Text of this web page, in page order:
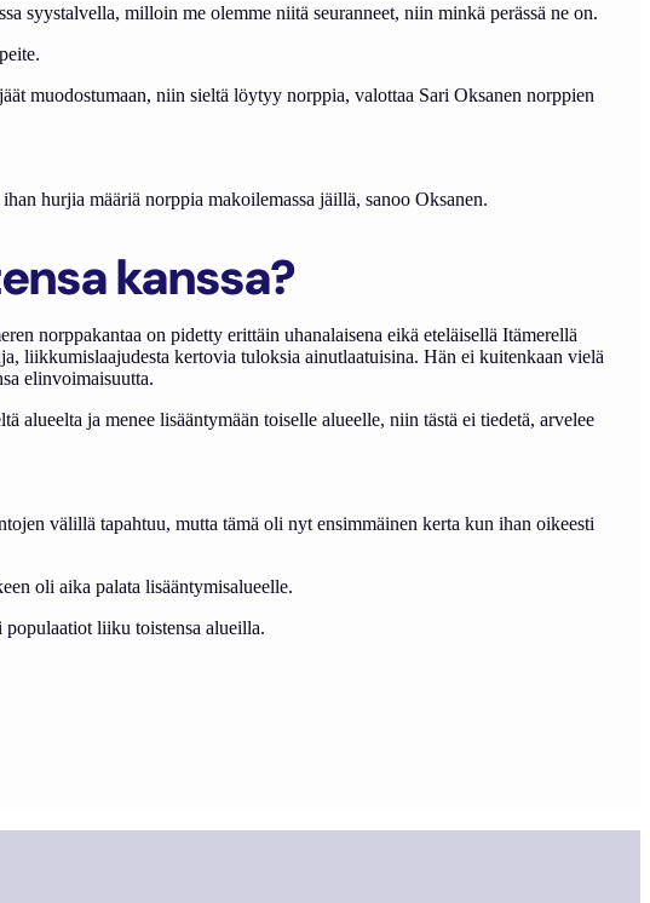
syystalvella, milloin me olemme niitä seuranneet, niin minkä perässä ne on.
muodostumaan, niin sieltä löytyy norppia, valottaa Sari Oksanen norppien
hurjia määriä norppia makoilemassa jäillä, sanoo Oksanen.
kanssa?
norppakantaa on pidetty erittäin uhanalaisena eikä eteläisellä Itämerellä
liikkumislaajudesta kertovia tuloksia ainutlaatuisina. Hän ei kuitenkaan vielä
elinvoimaisuutta.
alueelta ja menee lisääntymään toiselle alueelle, niin tästä ei tiedetä, arvelee
välillä tapahtuu, mutta tämä oli nyt ensimmäinen kerta kun ihan oikeesti
oli aika palata lisääntymisalueelle.
liiku toistensa alueilla.